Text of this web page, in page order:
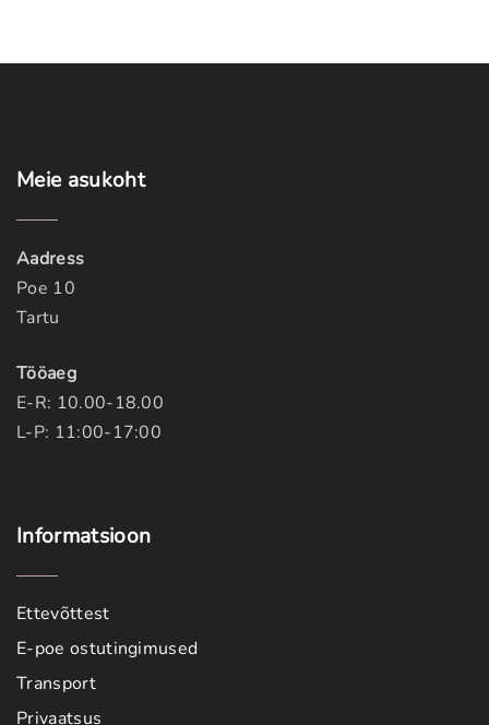
Meie asukoht
Aadress
Poe 10
Tartu
Tööaeg
E-R: 10.00-18.00
L-P: 11:00-17:00
Informatsioon
Ettevõttest
E-poe ostutingimused
Transport
Privaatsus